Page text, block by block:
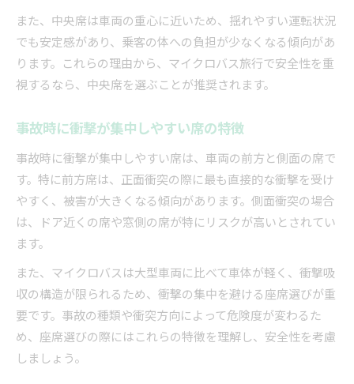
安全性で選ばないと後悔する席の共通点
安心を高めるマイクロバスの運転注意点
マイクロバス運転時は丁寧な操作を心がける
道路状況や標識を確実に確認する大切さ
マイクロバスの安全運転で意識したい基本動作
乗降時の安全確認を徹底する重要ポイント
通行時の標識確認で安全なマイクロバス旅行
マイクロバスが通行できる道路標識の見分け方
進入禁止標識を事前に確認する意義を解説
マイクロバス通行可否判断の具体的な方法
送迎時に安全な乗降導線を確保する工夫
旅行を安全にするマイクロバス座席の選び方
安全なマイクロバス席選びの実践ポイント
また、中央席は車両の重心に近いため、揺れやすい運転状況
でも安定感があり、乗客の体への負担が少なくなる傾向があ
ります。これらの理由から、マイクロバス旅行で安全性を重
視するなら、中央席を選ぶことが推奨されます。
事故時に衝撃が集中しやすい席の特徴
事故時に衝撃が集中しやすい席は、車両の前方と側面の席で
す。特に前方席は、正面衝突の際に最も直接的な衝撃を受け
やすく、被害が大きくなる傾向があります。側面衝突の場合
は、ドア近くの席や窓側の席が特にリスクが高いとされてい
ます。
また、マイクロバスは大型車両に比べて車体が軽く、衝撃吸
収の構造が限られるため、衝撃の集中を避ける座席選びが重
要です。事故の種類や衝突方向によって危険度が変わるた
め、座席選びの際にはこれらの特徴を理解し、安全性を考慮
しましょう。